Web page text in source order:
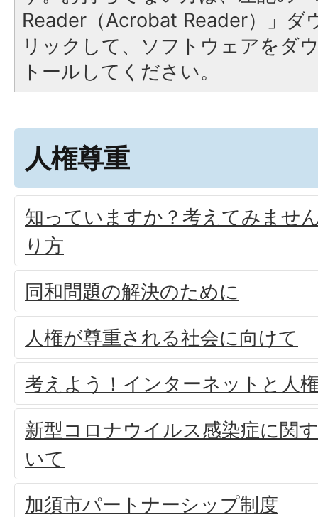
Reader（Acrobat Reader）」ダ
リックして、ソフトウェアをダ
トールしてください。
人権尊重
知っていますか？考えてみませ
り方
同和問題の解決のために
人権が尊重される社会に向けて
考えよう！インターネットと人
新型コロナウイルス感染症に関
いて
加須市パートナーシップ制度